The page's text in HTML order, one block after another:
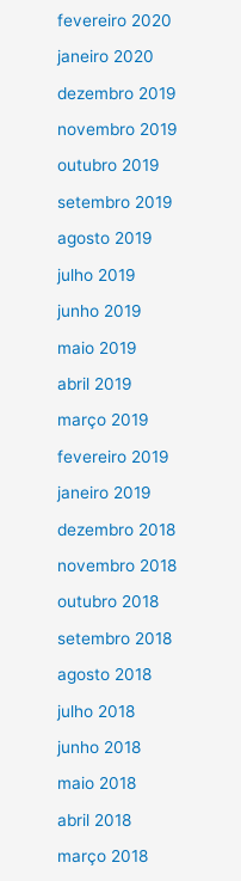
fevereiro 2020
janeiro 2020
dezembro 2019
novembro 2019
outubro 2019
setembro 2019
agosto 2019
julho 2019
junho 2019
maio 2019
abril 2019
março 2019
fevereiro 2019
janeiro 2019
dezembro 2018
novembro 2018
outubro 2018
setembro 2018
agosto 2018
julho 2018
junho 2018
maio 2018
abril 2018
março 2018